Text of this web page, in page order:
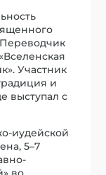
Участник
и
выступал с
иудейской
5–7